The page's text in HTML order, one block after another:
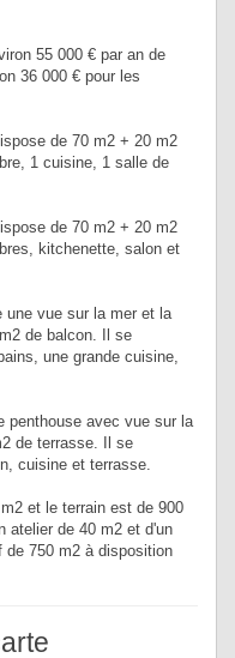
55 000 € par an de
36 000 € pour les
de 70 m2 + 20 m2
1 cuisine, 1 salle de
de 70 m2 + 20 m2
kitchenette, salon et
une vue sur la mer et la
de balcon. Il se
une grande cuisine,
penthouse avec vue sur la
de terrasse. Il se
cuisine et terrasse.
et le terrain est de 900
atelier de 40 m2 et d'un
de 750 m2 à disposition